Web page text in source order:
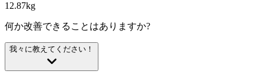
12.87kg
何か改善できることはありますか?
我々に教えてください！